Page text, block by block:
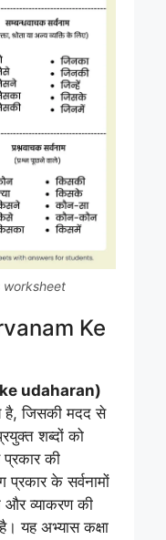
worksheet
Ke
ke udaharan)
है, जिसकी मदद से
शब्दों को
की
के सर्वनामों
व्याकरण की
यह अभ्यास कक्षा